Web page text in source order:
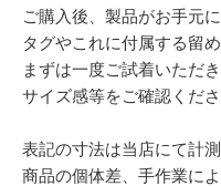
ご購入後、製品がお手元
タグやこれに付属する留
まずは一度ご試着いただき
サイズ感等をご確認くださ
表記の寸法は当店にて計測
商品の個体差、手作業に